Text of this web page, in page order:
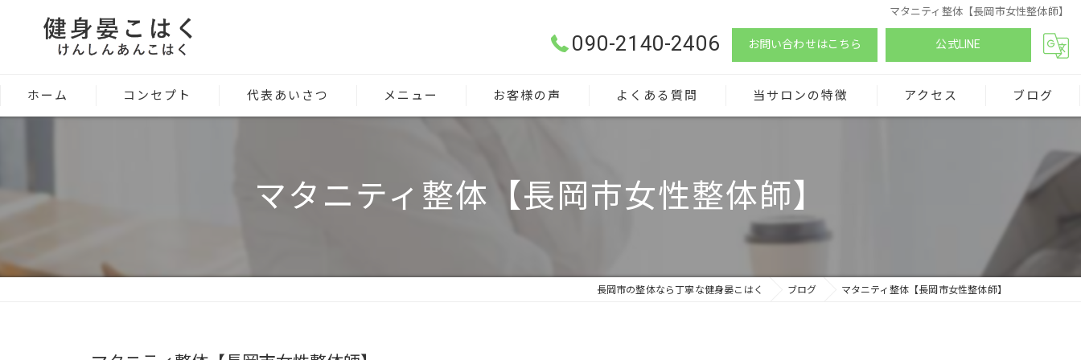
マタニティ整体【長岡市女性整体師】
090-2140-2406 お問い合わせはこちら 公式LINE
ホーム コンセプト 代表あいさつ メニュー お客様の声 よくある質問 当サロンの特徴
産前ケア
産後ケア
アクセス ブログ
マタニティ整体【長岡市女性整体師】
長岡市の整体なら丁寧な健身晏こはく ブログ マタニティ整体【長岡市女性整体師】